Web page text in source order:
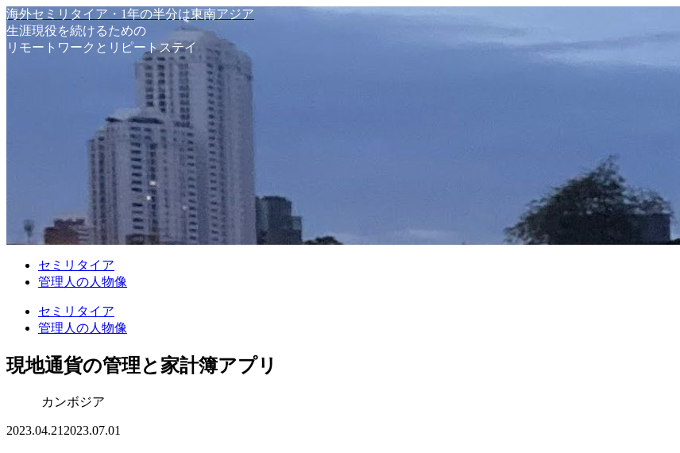
海外セミリタイア・1年の半分は東南アジア
生涯現役を続けるための
リモートワークとリピートステイ
セミリタイア
管理人の人物像
セミリタイア
管理人の人物像
現地通貨の管理と家計簿アプリ
カンボジア
2023.04.21 2023.07.01